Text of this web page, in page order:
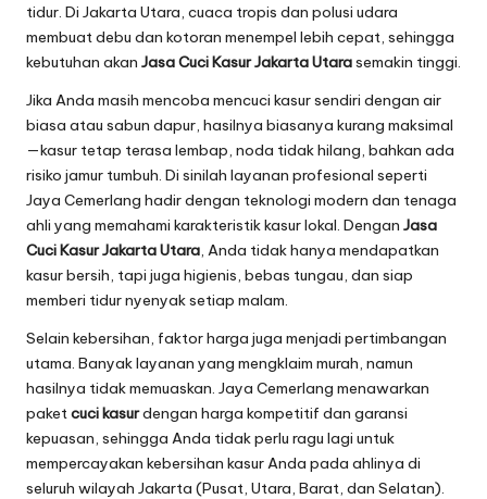
tidur. Di Jakarta Utara, cuaca tropis dan polusi udara
membuat debu dan kotoran menempel lebih cepat, sehingga
kebutuhan akan Jasa Cuci Kasur Jakarta Utarasemakin tinggi.
Jika Anda masih mencoba mencuci kasur sendiri dengan air
biasa atau sabun dapur, hasilnya biasanya kurang maksimal
—kasur tetap terasa lembap, noda tidak hilang, bahkan ada
risiko jamur tumbuh. Di sinilah layanan profesional seperti
Jaya Cemerlang hadir dengan teknologi modern dan tenaga
ahli yang memahami karakteristik kasur lokal. Dengan Jasa
Cuci Kasur Jakarta Utara, Anda tidak hanya mendapatkan
kasur bersih, tapi juga higienis, bebas tungau, dan siap
memberi tidur nyenyak setiap malam.
Selain kebersihan, faktor harga juga menjadi pertimbangan
utama. Banyak layanan yang mengklaim murah, namun
hasilnya tidak memuaskan. Jaya Cemerlang menawarkan
paketcuci kasurdengan harga kompetitif dan garansi
kepuasan, sehingga Anda tidak perlu ragu lagi untuk
mempercayakan kebersihan kasur Anda pada ahlinya di
seluruh wilayah Jakarta (Pusat, Utara, Barat, dan Selatan).